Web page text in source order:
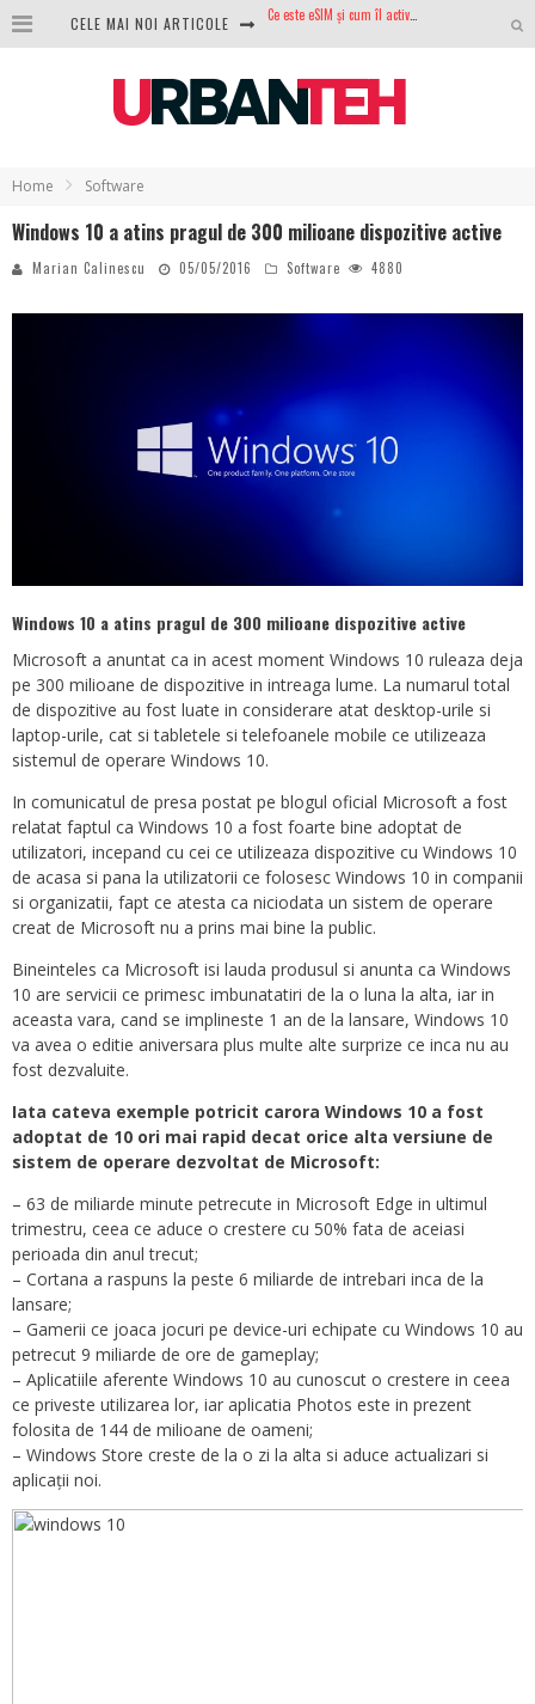
CELE MAI NOI ARTICOLE 100 GB de internet mobil gratuit de la Orange. Fără contract, fără acte și fără obligații
GTA VI poate fi precomandat oficial. Rockstar dezvăluie edițiile oficiale și bonusurile pe care le primești
Home Software
Windows 10 a atins pragul de 300 milioane dispozitive active
Marian Calinescu 05/05/2016 Software 4880
Windows 10 a atins pragul de 300 milioane dispozitive active
Microsoft a anuntat ca in acest moment Windows 10 ruleaza deja
pe 300 milioane de dispozitive in intreaga lume. La numarul total
de dispozitive au fost luate in considerare atat desktop-urile si
laptop-urile, cat si tabletele si telefoanele mobile ce utilizeaza
sistemul de operare Windows 10.
In comunicatul de presa postat pe blogul oficial Microsoft a fost
relatat faptul ca Windows 10 a fost foarte bine adoptat de
utilizatori, incepand cu cei ce utilizeaza dispozitive cu Windows 10
de acasa si pana la utilizatorii ce folosesc Windows 10 in companii
si organizatii, fapt ce atesta ca niciodata un sistem de operare
creat de Microsoft nu a prins mai bine la public.
Bineinteles ca Microsoft isi lauda produsul si anunta ca Windows
10 are servicii ce primesc imbunatatiri de la o luna la alta, iar in
aceasta vara, cand se implineste 1 an de la lansare, Windows 10
va avea o editie aniversara plus multe alte surprize ce inca nu au
fost dezvaluite.
Iata cateva exemple potricit carora Windows 10 a fost
adoptat de 10 ori mai rapid decat orice alta versiune de
sistem de operare dezvoltat de Microsoft:
– 63 de miliarde minute petrecute in Microsoft Edge in ultimul
trimestru, ceea ce aduce o crestere cu 50% fata de aceiasi
perioada din anul trecut;
– Cortana a raspuns la peste 6 miliarde de intrebari inca de la
lansare;
– Gamerii ce joaca jocuri pe device-uri echipate cu Windows 10 au
petrecut 9 miliarde de ore de gameplay;
– Aplicatiile aferente Windows 10 au cunoscut o crestere in ceea
ce priveste utilizarea lor, iar aplicatia Photos este in prezent
folosita de 144 de milioane de oameni;
– Windows Store creste de la o zi la alta si aduce actualizari si
aplicații noi.